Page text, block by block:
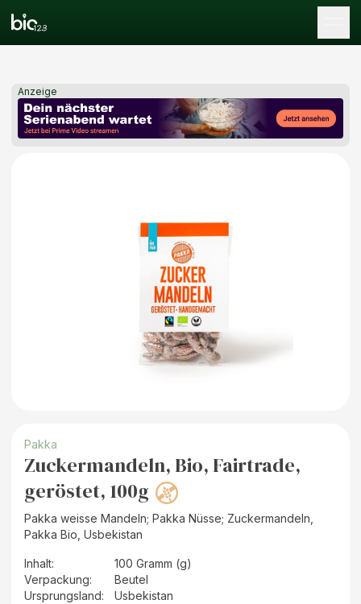
Anzeige
Pakka
Zuckermandeln, Bio, Fairtrade,
geröstet, 100g
Pakka weisse Mandeln; Pakka Nüsse; Zuckermandeln,
Pakka Bio, Usbekistan
Inhalt:
100 Gramm (g)
Verpackung:
Beutel
Ursprungsland:
Usbekistan